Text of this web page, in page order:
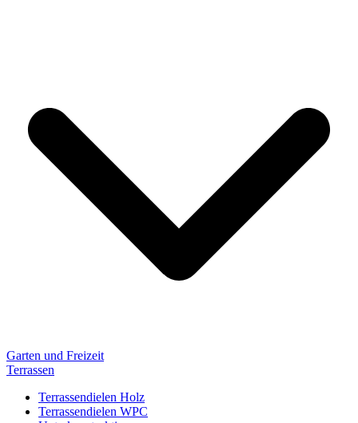
Garten und Freizeit
Terrassen
Terrassendielen Holz
Terrassendielen WPC